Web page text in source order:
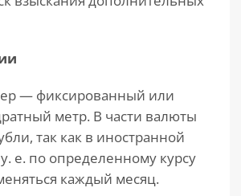
— фиксированный или
метр. В части валюты
так как в иностранной
е. по определенному курсу
каждый месяц.